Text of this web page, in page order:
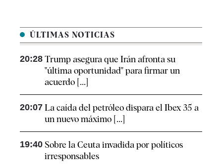
ÚLTIMAS NOTICIAS
20:28 Trump asegura que Irán afronta su
"última oportunidad" para firmar un
acuerdo [...]
20:07 La caída del petróleo dispara el Ibex 35 a
un nuevo máximo [...]
19:40 Sobre la Ceuta invadida por políticos
irresponsables